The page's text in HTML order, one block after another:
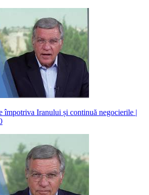
împotriva Iranului și continuă negocierile |